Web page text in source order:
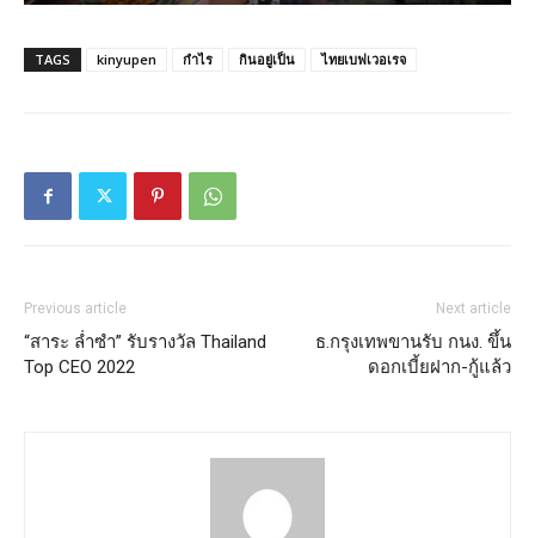
TAGS kinyupen กำไร กินอยู่เป็น ไทยเบฟเวอเรจ
Previous article
“สาระ ล่ำซำ” รับรางวัล Thailand
Top CEO 2022
Next article
ธ.กรุงเทพขานรับ กนง. ขึ้น
ดอกเบี้ยฝาก-กู้แล้ว